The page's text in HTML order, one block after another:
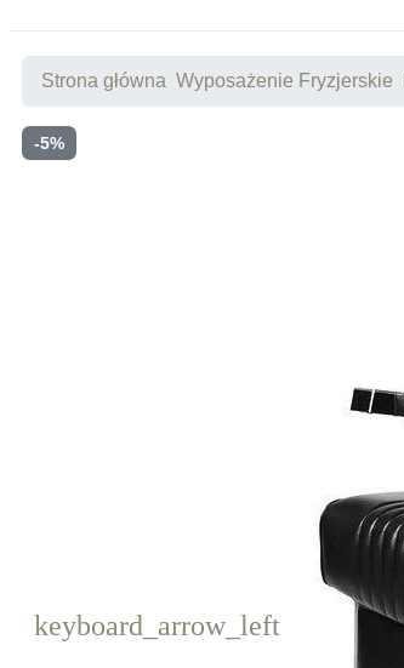
Strona główna Wyposażenie Fryzjerskie
-5%
Poprzedni
keyboard_arrow_left